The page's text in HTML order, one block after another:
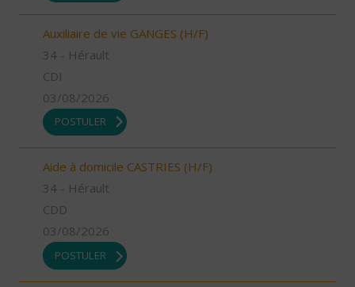
Auxiliaire de vie GANGES (H/F)
34 - Hérault
CDI
03/08/2026
POSTULER
Aide à domicile CASTRIES (H/F)
34 - Hérault
CDD
03/08/2026
POSTULER